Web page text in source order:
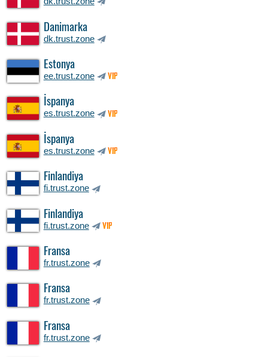
Danimarka
dk.trust.zone
Estonya
ee.trust.zone VIP
İspanya
es.trust.zone VIP
İspanya
es.trust.zone VIP
Finlandiya
fi.trust.zone
Finlandiya
fi.trust.zone VIP
Fransa
fr.trust.zone
Fransa
fr.trust.zone
Fransa
fr.trust.zone